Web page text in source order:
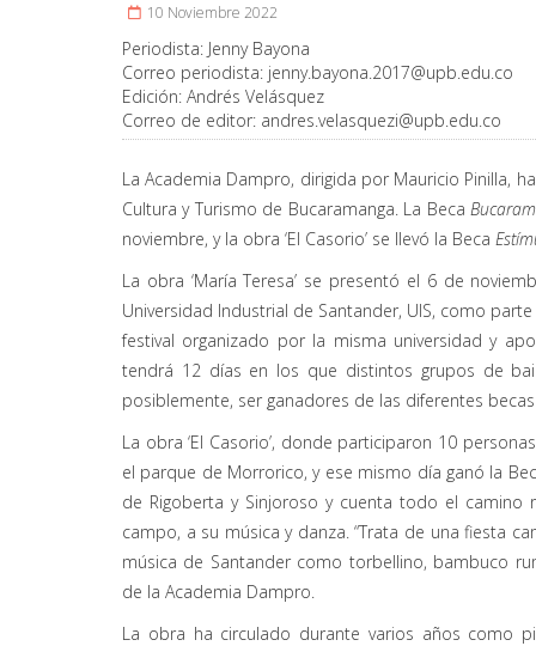
10 Noviembre 2022
Periodista: Jenny Bayona
Correo periodista: jenny.bayona.2017@upb.edu.co
Edición: Andrés Velásquez
Correo de editor: andres.velasquezi@upb.edu.co
La Academia Dampro, dirigida por Mauricio Pinilla,
Cultura y Turismo de Bucaramanga. La Beca
noviembre, y la obra ‘El Casorio’ se llevó la Beca
La obra ‘María Teresa’ se presentó el 6 de
Universidad Industrial de Santander, UIS, como
festival organizado por la misma universidad y
tendrá 12 días en los que distintos grupos de
posiblemente, ser ganadores de las diferentes becas
La obra ‘El Casorio’, donde participaron 10
el parque de Morrorico, y ese mismo día ganó la
de Rigoberta y Sinjoroso y cuenta todo el
campo, a su música y danza. “Trata de una fiesta
música de Santander como torbellino, bambuco
de la Academia Dampro.
La obra ha circulado durante varios años como